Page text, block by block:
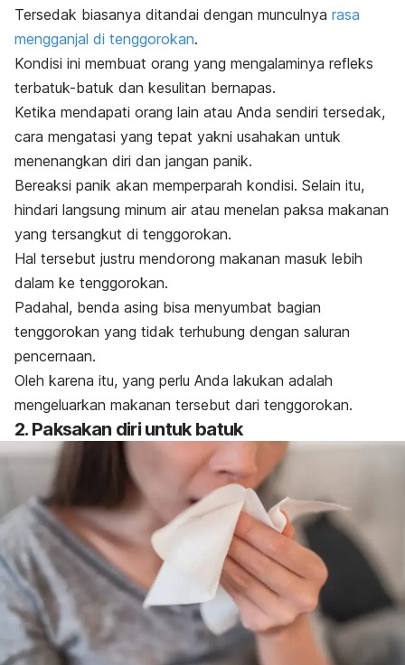
Tersedak biasanya ditandai dengan munculnya rasa
mengganjal di tenggorokan.
Kondisi ini membuat orang yang mengalaminya refleks
terbatuk-batuk dan kesulitan bernapas.
Ketika mendapati orang lain atau Anda sendiri tersedak,
cara mengatasi yang tepat yakni usahakan untuk
menenangkan diri dan jangan panik.
Bereaksi panik akan memperparah kondisi. Selain itu,
hindari langsung minum air atau menelan paksa makanan
yang tersangkut di tenggorokan.
Hal tersebut justru mendorong makanan masuk lebih
dalam ke tenggorokan.
Padahal, benda asing bisa menyumbat bagian
tenggorokan yang tidak terhubung dengan saluran
pencernaan.
Oleh karena itu, yang perlu Anda lakukan adalah
mengeluarkan makanan tersebut dari tenggorokan.
2. Paksakan diri untuk batuk